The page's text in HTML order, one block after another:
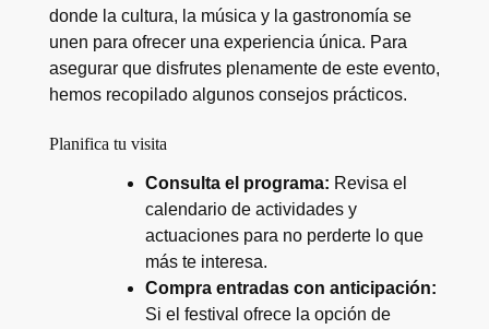
donde la cultura, la música y la gastronomía se
unen para ofrecer una experiencia única. Para
asegurar que disfrutes plenamente de este evento,
hemos recopilado algunos consejos prácticos.
Planifica tu visita
Consulta el programa: Revisa el
calendario de actividades y
actuaciones para no perderte lo que
más te interesa.
Compra entradas con anticipación:
Si el festival ofrece la opción de